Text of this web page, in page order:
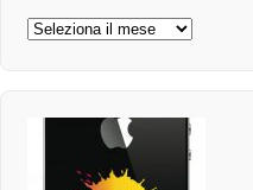
Archivi